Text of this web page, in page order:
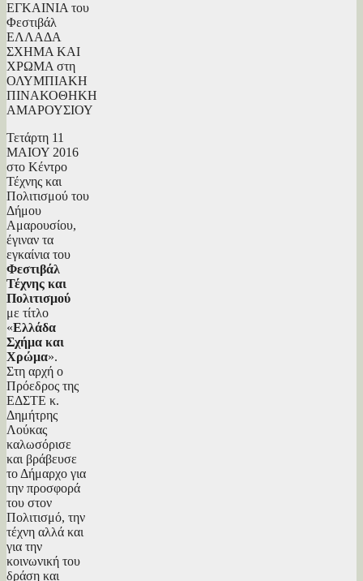
ΕΓΚΑΙΝΙΑ του
Φεστιβάλ
ΕΛΛΑΔΑ
ΣΧΗΜΑ ΚΑΙ
ΧΡΩΜΑ στη
ΟΛΥΜΠΙΑΚΗ
ΠΙΝΑΚΟΘΗΚΗ
ΑΜΑΡΟΥΣΙΟΥ
Τετάρτη 11
ΜΑΙΟΥ 2016
στο Κέντρο
Τέχνης και
Πολιτισμού του
Δήμου
Αμαρουσίου,
έγιναν τα
εγκαίνια του
Φεστιβάλ
Τέχνης και
Πολιτισμού
με τίτλο
«Ελλάδα
Σχήμα και
Χρώμα».
Στη αρχή ο
Πρόεδρος της
ΕΔΣΤΕ κ.
Δημήτρης
Λούκας
καλωσόρισε
και βράβευσε
το Δήμαρχο για
την προσφορά
του στον
Πολιτισμό, την
τέχνη αλλά και
για την
κοινωνική του
δράση και